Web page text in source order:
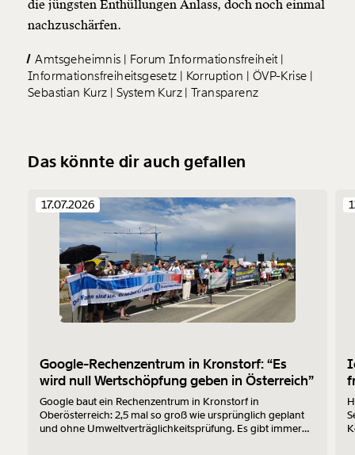
die jüngsten Enthüllungen Anlass, doch noch einmal
nachzuschärfen.
Amtsgeheimnis
Forum Informationsfreiheit
Informationsfreiheitsgesetz
Korruption
ÖVP-Krise
Sebastian Kurz System Kurz Transparenz
Das könnte dir auch gefallen
17.07.2026
Google-Rechenzentrum in Kronstorf: “Es
wird null Wertschöpfung geben in Österreich”
Google baut ein Rechenzentrum in Kronstorf in
Oberösterreich: 2,5 mal so groß wie ursprünglich geplant
und ohne Umweltverträglichkeitsprüfung. Es gibt immer